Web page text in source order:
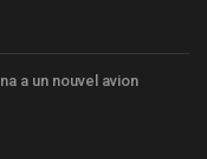
a un nouvel avion